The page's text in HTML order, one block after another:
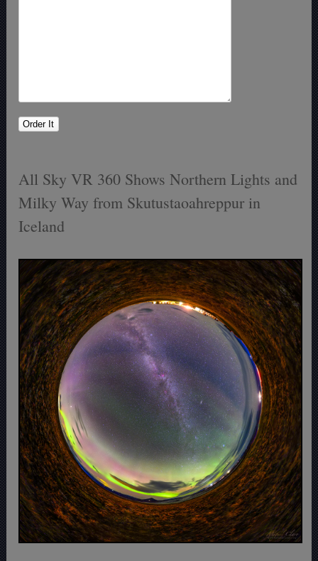
All Sky VR 360 Shows Northern Lights and
Milky Way from Skutustaoahreppur in
Iceland